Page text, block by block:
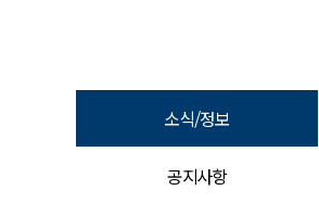
소식/정보
공지사항